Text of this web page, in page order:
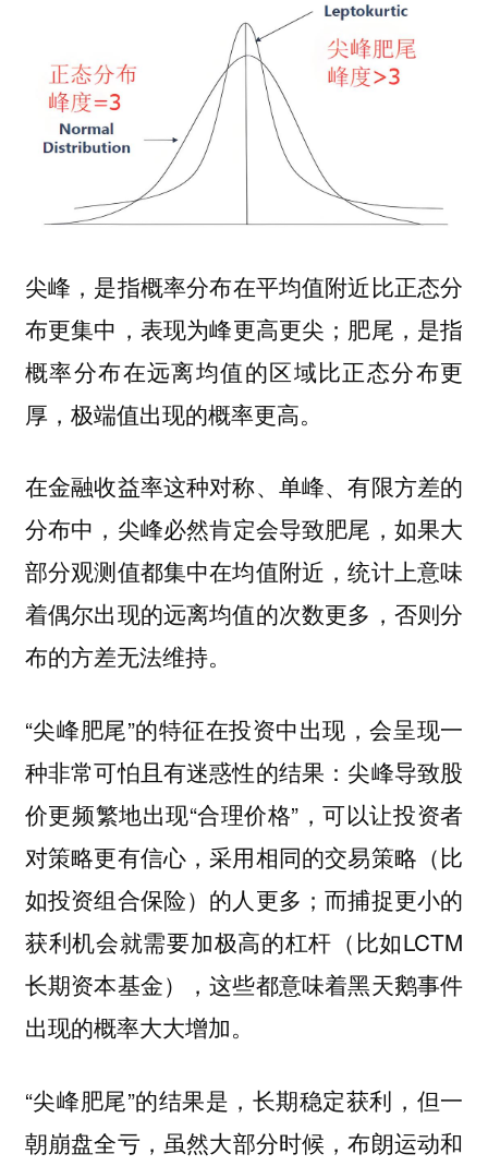
尖峰，是指概率分布在平均值附近比正态分
布更集中 ，表现为峰更高更尖；肥尾，是指
概率分布在远离均值的区域比正态分布更
厚 ，极端值出现的概率更高。
在金融收益率这种对称、单峰、有限方差的
分布中， 尖峰必然肯定会导致肥尾 ，如果大
部分观测值都集中在均值附近，统计上意味
着偶尔出现的远离均值的次数更多，否则分
布的方差无法维持。
“尖峰肥尾”的特征在投资中出现，会呈现一
种非常可怕且有迷惑性的结果：尖峰导致股
价更频繁地出现“合理价格”，可以让投资者
对策略更有信心，采用相同的交易策略（比
如投资组合保险）的人更多；而捕捉更小的
获利机会就需要加极高的杠杆（比如LCTM
长期资本基金），这些都意味着黑天鹅事件
出现的概率大大增加。
“尖峰肥尾”的结果是， 长期稳定获利，但一
朝崩盘全亏，虽然大部分时候，布朗运动和